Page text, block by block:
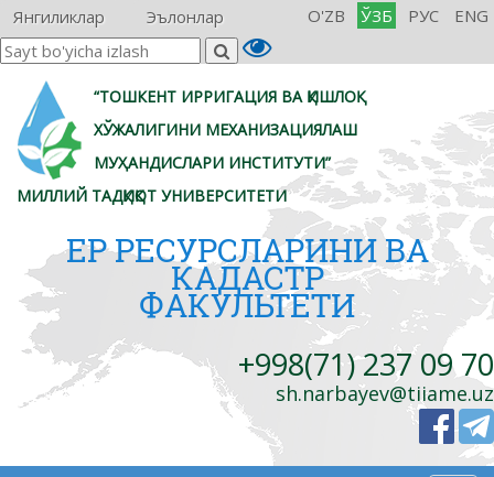
Янгиликлар Эълонлар O'ZB ЎЗБ РУС ENG
“ТОШКЕНТ ИРРИГАЦИЯ ВА ҚИШЛОҚ
ХЎЖАЛИГИНИ МЕХАНИЗАЦИЯЛАШ
МУҲАНДИСЛАРИ ИНСТИТУТИ”
МИЛЛИЙ ТАДҚИҚОТ УНИВЕРСИТЕТИ
ЕР РЕСУРСЛАРИНИ ВА
КАДАСТР
ФАКУЛЬТЕТИ
+998(71) 237 09 70
sh.narbayev@tiiame.uz